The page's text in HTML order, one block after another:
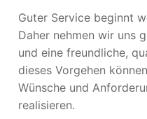
Guter Service beginnt
Daher nehmen wir uns
und eine freundliche,
dieses Vorgehen
Wünsche und
realisieren.